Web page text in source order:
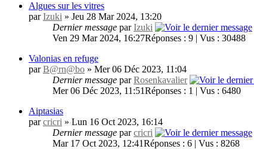
Algues sur les vitres
parIzuki » Jeu 28 Mar 2024, 13:20
Dernier message parIzuki
Ven 29 Mar 2024, 16:27Réponses : 9 | Vus : 30488
Valonias en refuge
parB@rn@bo » Mer 06 Déc 2023, 11:04
Dernier message parRosenkavalier
Mer 06 Déc 2023, 11:51Réponses : 1 | Vus : 6480
Aiptasias
parcricri » Lun 16 Oct 2023, 16:14
Dernier message parcricri
Mar 17 Oct 2023, 12:41Réponses : 6 | Vus : 8268